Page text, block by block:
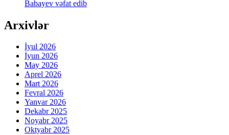
Babayev vəfat edib
Arxivlər
İyul 2026
İyun 2026
May 2026
Aprel 2026
Mart 2026
Fevral 2026
Yanvar 2026
Dekabr 2025
Noyabr 2025
Oktyabr 2025